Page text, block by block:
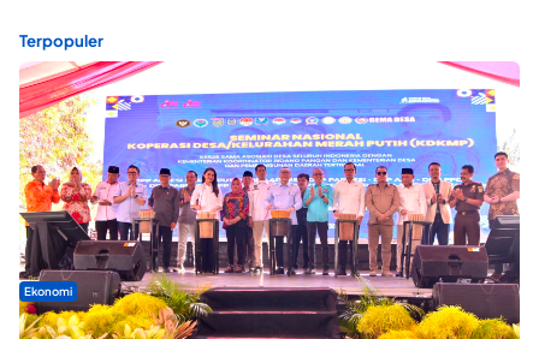
Terpopuler
Ekonomi
Seminar di Ternate, Mendes Perkuat Sinergi Percepatan